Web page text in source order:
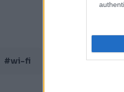
#wi-fi #Reddit